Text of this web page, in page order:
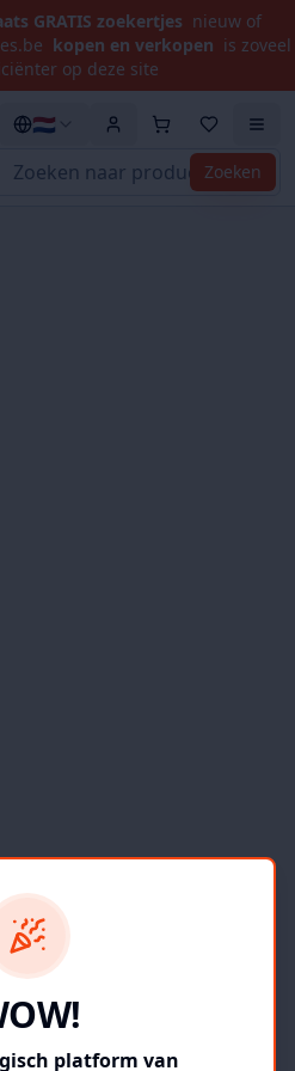
GRATIS zoekertjes nieuw of
kopen en verkopen is zoveel
op deze site
Zoeken
🇳🇱
platform van